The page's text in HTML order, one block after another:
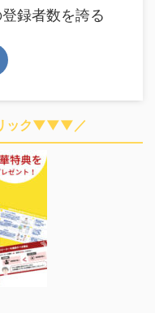
録者数を誇る
リック▼▼▼／